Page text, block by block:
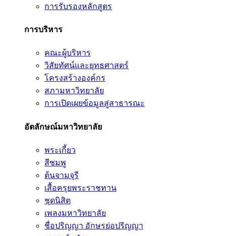
การรับรองหลักสูตร
การบริหาร
คณะผู้บริหาร
วิสัยทัศน์และยุทธศาสตร์
โครงสร้างองค์กร
สภามหาวิทยาลัย
การเปิดเผยข้อมูลสู่สาธารณะ
อัตลักษณ์มหาวิทยาลัย
พระเกี้ยว
สีชมพู
ต้นจามจุรี
เสื้อครุยพระราชทาน
ชุดนิสิต
เพลงมหาวิทยาลัย
ชื่อปริญญา อักษรย่อปริญญา